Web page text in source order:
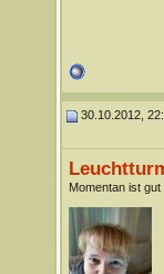
30.10.2012,
Momentan ist gut